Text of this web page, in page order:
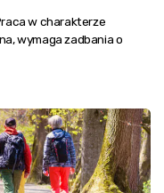
w charakterze
wymaga zadbania o